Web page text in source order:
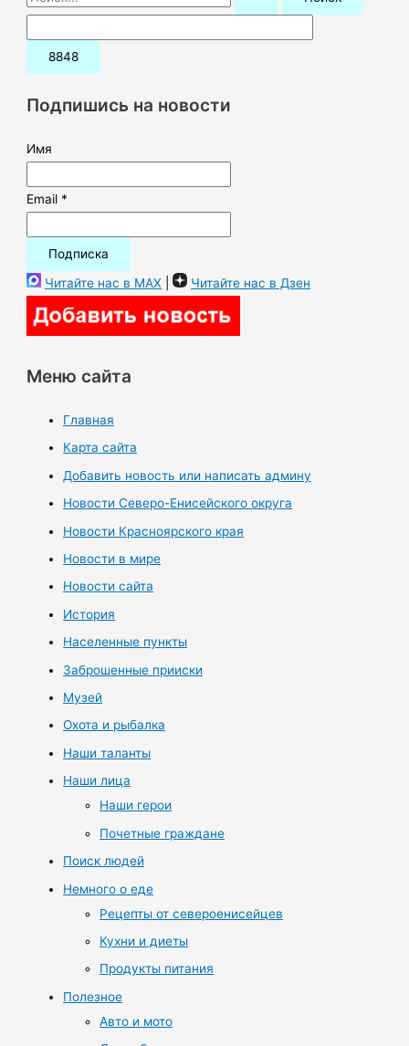
о
и
:Подпишись на новости
Имя
Email *
Читайте нас в MAX | Читайте нас в Дзен
Меню сайта
Главная
Карта сайта
Добавить новость или написать админу
Новости Северо-Енисейского округа
Новости Красноярского края
Новости в мире
Новости сайта
История
Населенные пункты
Заброшенные прииски
Музей
Охота и рыбалка
Наши таланты
Наши лица
Наши герои
Почетные граждане
Поиск людей
Немного о еде
Рецепты от североенисейцев
Кухни и диеты
Продукты питания
Полезное
Авто и мото